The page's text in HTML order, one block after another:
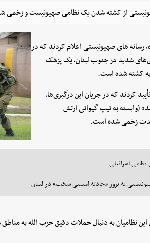
از کشته شدن یک نظامی صهیونیست و زخمی
رسانه های صهیونیستی اعلام کردند که در
شدید در جنوب لبنان، یک پزشک
به کشته شده است.
کردند که در جریان این درگیری‌ها،
(وابسته به تیپ گیواتی ارتش
شدت زخمی شده است.
اسرائیلی
به بروز «حادثه امنیتی سخت» در لبنان
نظامیان به دنبال حملات دقیق حزب الله به